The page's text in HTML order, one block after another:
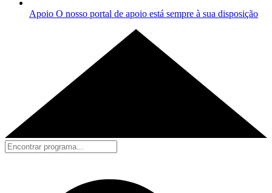
Apoio O nosso portal de apoio está sempre à sua disposição